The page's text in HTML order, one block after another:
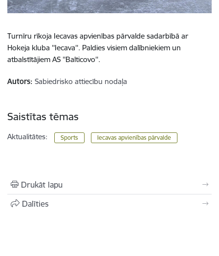
Turnīru rīkoja Iecavas apvienības pārvalde sadarbībā ar
Hokeja kluba ''Iecava''. Paldies visiem dalībniekiem un
atbalstītājiem AS ''Balticovo''.
Autors: Sabiedrisko attiecību nodaļa
Saistītas tēmas
Aktualitātes: Sports Iecavas apvienības pārvalde
Drukāt lapu
Dalīties